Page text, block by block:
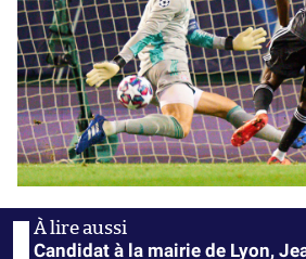
Candidat à la mairie de Lyon,